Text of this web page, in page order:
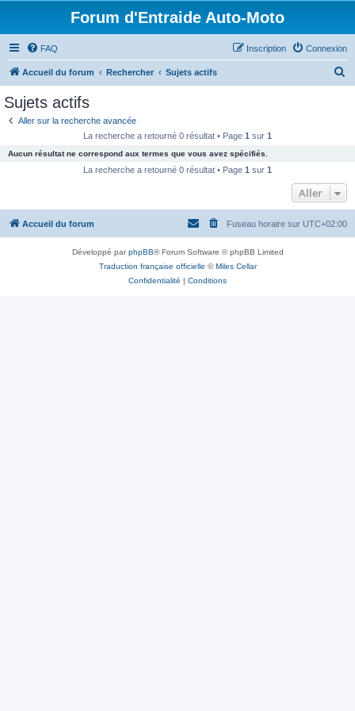
Forum d'Entraide Auto-Moto
FAQ Connexion
Inscription
Accueil du forum Rechercher Sujets actifs
c
e
Sujets actifs
Aller sur la recherche avancée
La recherche a retourné 0 résultat • Page 1 sur 1
Aucun résultat ne correspond aux termes que vous avez spécifiés.
La recherche a retourné 0 résultat • Page 1 sur 1
Aller
Accueil du forum Fuseau horaire sur UTC+02:00
Développé parphpBB® Forum Software © phpBB Limited
Traduction française officielle ©Miles Cellar
Confidentialité | Conditions